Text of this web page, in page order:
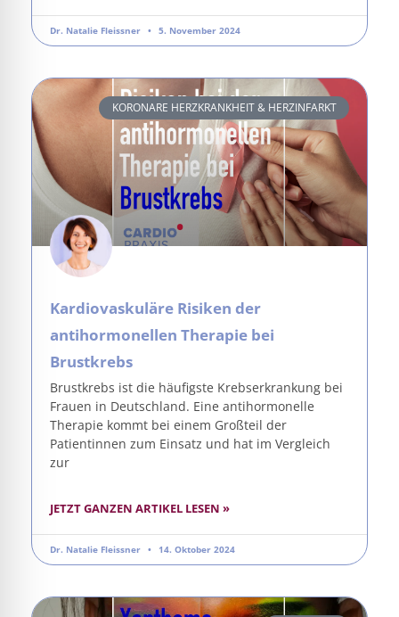
Dr. Natalie Fleissner 5. November 2024
KORONARE HERZKRANKHEIT & HERZINFARKT
Kardiovaskuläre Risiken der
antihormonellen Therapie bei
Brustkrebs
Brustkrebs ist die häufigste Krebserkrankung bei
Frauen in Deutschland. Eine antihormonelle
Therapie kommt bei einem Großteil der
Patientinnen zum Einsatz und hat im Vergleich
zur
JETZT GANZEN ARTIKEL LESEN »
Dr. Natalie Fleissner 14. Oktober 2024